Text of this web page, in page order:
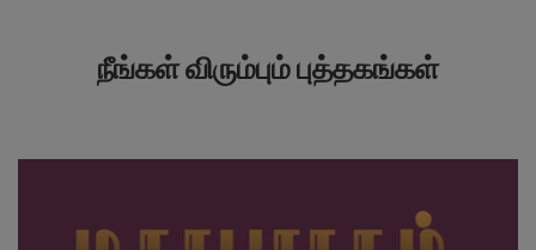
நீங்கள் விரும்பும் புத்தகங்கள்